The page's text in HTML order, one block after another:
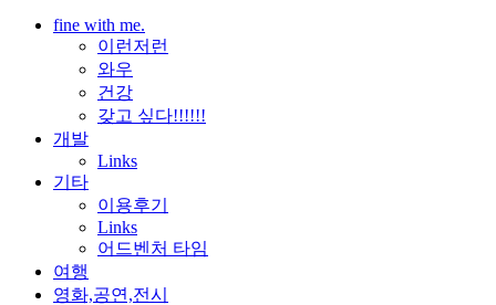
fine with me.
이런저런
와우
건강
갖고 싶다!!!!!!
개발
Links
기타
이용후기
Links
어드벤처 타임
여행
영화,공연,전시